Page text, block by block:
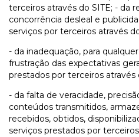
terceiros através do SITE; - da
concorrência desleal e
serviços por terceiros através
- da inadequação, para
frustração das expectativas
prestados por terceiros através
- da falta de veracidade,
conteúdos transmitidos,
recebidos, obtidos,
serviços prestados por